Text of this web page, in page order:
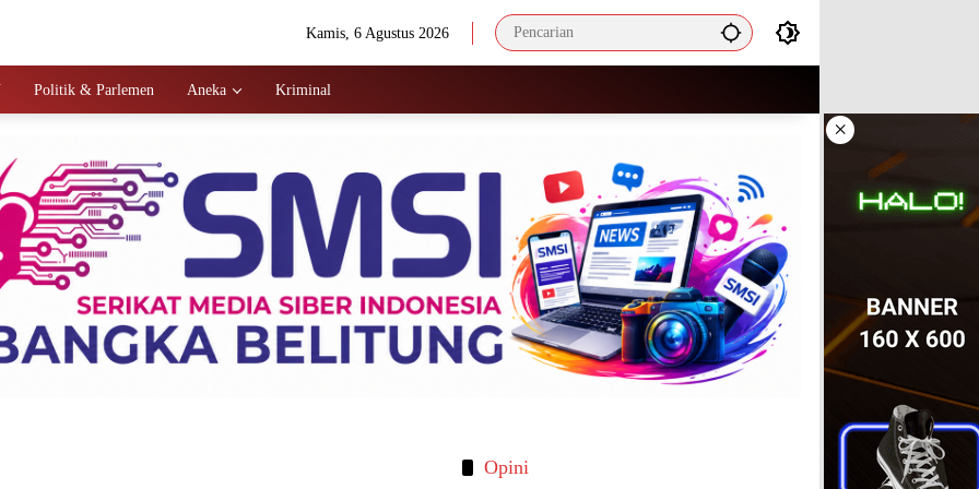
Kamis, 6 Agustus 2026
Politik & Parlemen Aneka Kriminal
×
Opini